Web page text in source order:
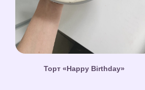
Торт «Happy Birthday»